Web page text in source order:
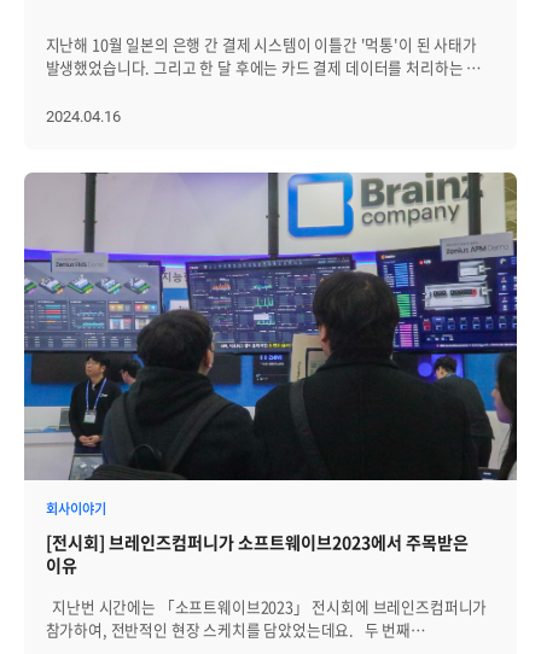
가능해집니다. 자산 정보와 모니터링 항목을 실장도 위에 함께 표시할 수
있다는 점도 큰 장점입니다. 장비의 모델, 설치일, 담당자뿐 아니라
등록된 FMS 설비의 OID 기반 개별 정보까지 확인할 수 있어, 이상
활용 면에서도 유용합니다. 사용되지 않는 유닛이나 불용 공간을 쉽게
수 있습니다. 냉각 흐름이나 전력 균형 등 물리 인프라 운영에도 도움이
적응을 돕는 데에도 효과적입니다. 장비의 위치와 상태가 직관적으로
표현되기 때문에 인수인계 과정이 수월하고, 여러 운영자가 함께
관리하는 환경에서도 일관된 운영 체계를 유지할 수 있습니다. Zenius
EMS는 이러한 운영 환경을 효과적으로 지원할 수 있도록, 직관적인 GUI
기반의 랙 실장도 구성 기능을 제공합니다. 전산실 구조를 실제에 가깝게
시각화하고, 장비 상태와 자산 정보를 통합해 실시간으로 관리할 수 있는
환경을 누구나 쉽게 구현할 수 있습니다. Zenius EMS를 활용한 구성
절차 및 활용방법을 자세히 살펴보겠습니다. Zenius EMS를 통한 랙
실장도 구성 가이드 랙 실장도 구성하기 Zenius EMS는 전산실의 실제
공간 구조를 반영해 랙 실장도 기반의 정밀한 토폴로지 맵을 구성할 수
있는 기능을 제공합니다. 이를 통해 장비의 물리적 위치, 상태 정보, 자산
정보를 한 화면에서 통합적으로 확인하고, 장애 대응이나 공간 활용,
실장도를 구성하는 방법을 자세히 알아보겠습니다. Step 01. [EMS >
토폴로지 > 맵목록관리 > 맵등록] 신규 맵 등록 시 ‘실장도’ 타입을
선택하여 전산실 기반의 맵을 생성합니다. Step 02. [EMS > 토폴로지 >
활성화합니다. Step 3. [ EMS > 토폴로지 > 등록맵 선택 > 편집 > 시설
or 아이템 Drag ] 전산실의 실제 구조에 맞춰 랙, 장비, 기타 시설
지난해 10월 일본의 은행 간 결제 시스템이 이틀간 '먹통'이 된 사태가
발생했었습니다. 그리고 한 달 후에는 카드 결제 데이터를 처리하는 일본
시민들이 카드 사용을 못 하는 불편이 발생하기도 했죠. 일본의 사례와
그렇기 때문에 '사고 없는' IT 인프라 환경 운영을 위한 노력을 이어가는
가운데, 브레인즈컴퍼니의 제니우스(Zenius)을 활용하는 금융기관이
꾸준히 증가하고 있습니다. ㅣ제니우스, 금융기관에서 꾸준히 각광받다
앞서 언급한 대로, 제니우스를 도입하고 활용하는 금융기관이 꾸준히
늘고 있습니다. 최근 수협중앙회는 '통합관제 및 운영 자동화'를 위해,
그리고 새마을금고는 '빅데이터 플랫폼 고도화'를 위해 제니우스를
도입했습니다. 또한 한국수출입은행과 한국 주택금융공사도 서버와
네트워크 관리를 위해 제니우스를 활용하고 있습니다. 이 밖에도 NH
뱅크, 신협중앙회, 광주은행, IBK 투자증권, DB손해보험 등에서도
꾸준히 제니우스를 활용하고 있습니다. 그렇다면 금융기관에서
제니우스를 꾸준히 사용하고 있는 이유는 무엇일까요? ㅣ제니우스의 네
가지 강점 금융기관에서 꾸준히 각광받는 제니우스는 크게 네 가지의
강점이 있습니다. [1] IT 인프라에 대한 통합 관리 제니우스는
금융기관의 복잡한 IT 환경을 통합 관리할 수 있는 기능들을 제공합니다.
이를 통해 IT 인프라의 성능 및 장애 정보를 빠르게 파악할 수 있어서,
금융기관에 필수적인 높은 수준의 보안을 유지할 수 있도록 제니우스는
통합 로그 관리, 보안 취약점 점검 등의 보안 기능을 제공합니다. 이를
통해 보안 위협에 대응하고 사전에 예방할 수 있습니다. [그림] 제니우스
(Zenius) 오버뷰 예시화면 [3] 장애 대응 및 예방 실시간 모니터링과
자동 장애 복구 기능으로 시스템 장애에 대한 신속한 예방과 대응이
2024.04.16
회사이야기
[전시회] 브레인즈컴퍼니가 소프트웨이브2023에서 주목받은
이유
지난번 시간에는 「소프트웨이브2023」 전시회에 브레인즈컴퍼니가
참가하여, 전반적인 현장 스케치를 담았었는데요. 두 번째